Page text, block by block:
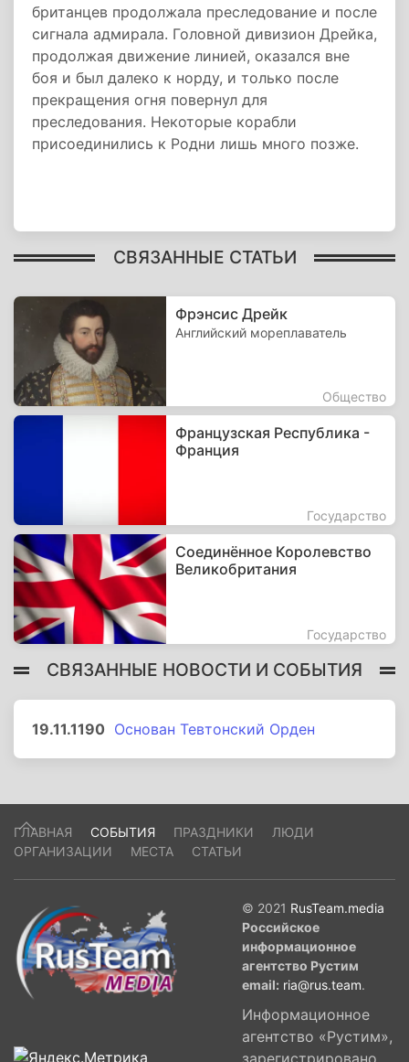
британцев продолжала преследование и после
сигнала адмирала. Головной дивизион Дрейка,
продолжая движение линией, оказался вне
боя и был далеко к норду, и только после
прекращения огня повернул для
преследования. Некоторые корабли
присоединились к Родни лишь много позже.
СВЯЗАННЫЕ СТАТЬИ
Фрэнсис Дрейк
Английский мореплаватель
Общество
Французская Республика -
Франция
Государство
Соединённое Королевство
Великобритания
Государство
СВЯЗАННЫЕ НОВОСТИ И СОБЫТИЯ
19.11.1190 Основан Тевтонский Орден
ГЛАВНАЯ СОБЫТИЯ ПРАЗДНИКИ
ЛЮДИ
ОРГАНИЗАЦИИ
МЕСТА СТАТЬИ
© 2021 RusTeam.media
Российское
информационное
агентство Рустим
email: ria@rus.team.
Информационное
агентство «Рустим»,
зарегистрировано